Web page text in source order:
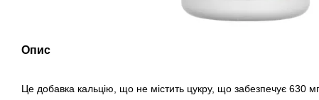
Опис
Це добавка кальцію, що не містить цукру, що забезпечує 630